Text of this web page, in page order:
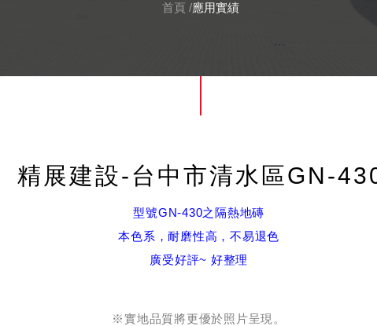
首頁 /應用實績
精展建設-台中市清水區GN-
型號GN-430之隔熱地磚
本色系，耐磨性高，不易退色
廣受好評~ 好整理
※實地品質將更優於照片呈現。